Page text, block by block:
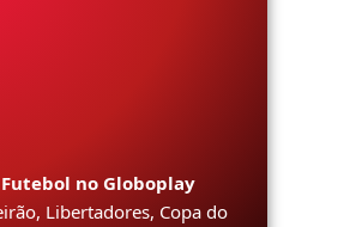
Futebol no Globoplay
Libertadores, Copa do